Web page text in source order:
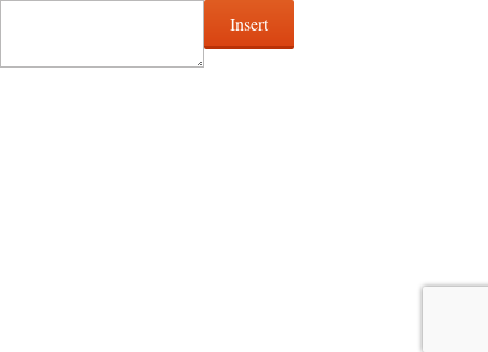
Insert